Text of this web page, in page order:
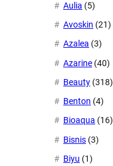
Aulia (5)
Avoskin (21)
Azalea (3)
Azarine (40)
Beauty (318)
Benton (4)
Bioaqua (16)
Bisnis (3)
Biyu (1)